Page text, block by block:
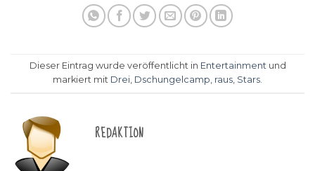
Dieser Eintrag wurde veröffentlicht in Entertainment und
markiert mit Drei Dschungelcamp raus Stars
REDAKTION